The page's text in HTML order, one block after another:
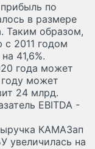
по
в размере
Таким образом,
с 2011 годом
41,6%.
года может
может
24 млрд.
EBITDA -
КАМАЗап
увеличилась на